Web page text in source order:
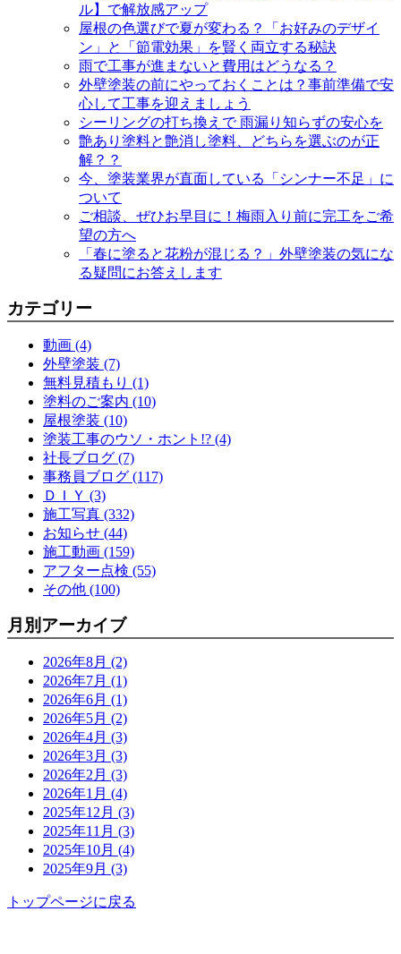
ル】で解放感アップ
屋根の色選びで夏が変わる？「お好みのデザイ
ン」と「節電効果」を賢く両立する秘訣
雨で工事が進まないと費用はどうなる？
外壁塗装の前にやっておくことは？事前準備で安
心して工事を迎えましょう
シーリングの打ち換えで 雨漏り知らずの安心を
艶あり塗料と艶消し塗料、どちらを選ぶのが正
解？？
今、塗装業界が直面している「シンナー不足」に
ついて
ご相談、ぜひお早目に！梅雨入り前に完工をご希
望の方へ
「春に塗ると花粉が混じる？」外壁塗装の気にな
る疑問にお答えします
カテゴリー
動画 (4)
外壁塗装 (7)
無料見積もり (1)
塗料のご案内 (10)
屋根塗装 (10)
塗装工事のウソ・ホント!? (4)
社長ブログ (7)
事務員ブログ (117)
ＤＩＹ (3)
施工写真 (332)
お知らせ (44)
施工動画 (159)
アフター点検 (55)
その他 (100)
月別アーカイブ
2026年8月 (2)
2026年7月 (1)
2026年6月 (1)
2026年5月 (2)
2026年4月 (3)
2026年3月 (3)
2026年2月 (3)
2026年1月 (4)
2025年12月 (3)
2025年11月 (3)
2025年10月 (4)
2025年9月 (3)
トップページに戻る